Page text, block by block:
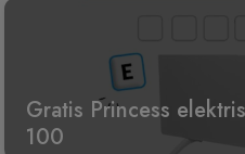
Gratis Princess
100